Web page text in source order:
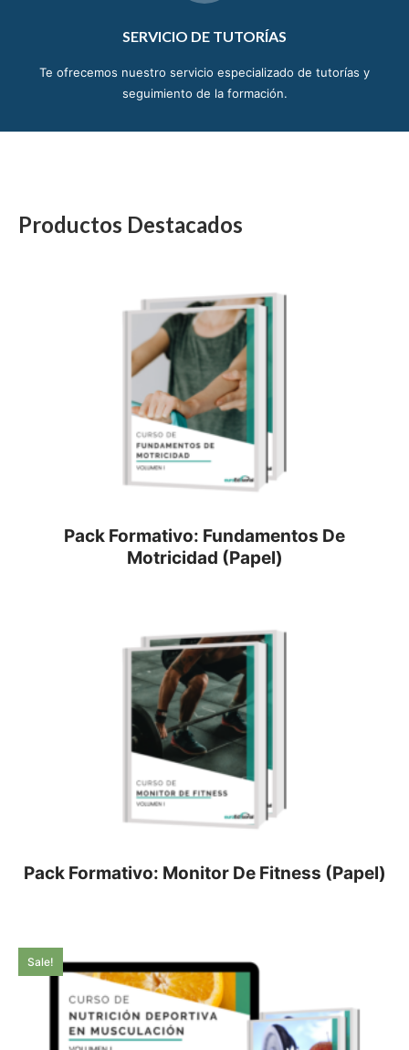
SERVICIO DE TUTORÍAS
Te ofrecemos nuestro servicio especializado de tutorías y
seguimiento de la formación.
Productos Destacados
Pack Formativo: Fundamentos De
Motricidad (Papel)
Pack Formativo: Monitor De Fitness (Papel)
Sale!